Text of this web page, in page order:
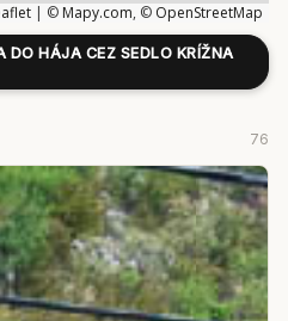
| © Mapy.com, © OpenStreetMap
HÁJA CEZ SEDLO KRÍŽNA
76